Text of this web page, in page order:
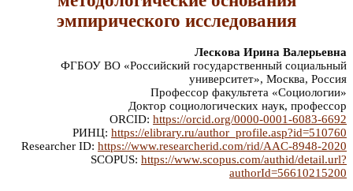
эмпирического исследования
Лескова Ирина Валерьевна
ФГБОУ ВО «Российский государственный социальный
университет», Москва, Россия
Профессор факультета «Социологии»
Доктор социологических наук, профессор
ORCID: https://orcid.org/0000-0001-6083-6692
РИНЦ: https://elibrary.ru/author_profile.asp?id=510760
Researcher ID: https://www.researcherid.com/rid/AAC-8948-2020
SCOPUS: https://www.scopus.com/authid/detail.url?
authorId=56610215200